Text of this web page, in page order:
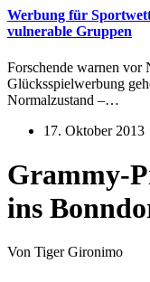
Werbung für
vulnerable Gruppen
Forschende warnen vor
Glücksspielwerbung
Normalzustand –…
17. Oktober 2013
Grammy-
ins
Von Tiger Gironimo